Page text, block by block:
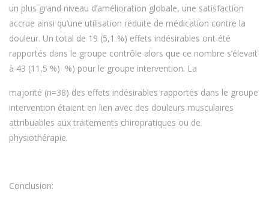
un plus grand niveau d’amélioration globale, une satisfaction
accrue ainsi qu’une utilisation réduite de médication contre la
douleur. Un total de 19 (5,1 %) effets indésirables ont été
rapportés dans le groupe contrôle alors que ce nombre s’élevait
à 43 (11,5 %) %) pour le groupe intervention. La
majorité (n=38) des effets indésirables rapportés dans le groupe
intervention étaient en lien avec des douleurs musculaires
attribuables aux traitements chiropratiques ou de
physiothérapie.
Conclusion: